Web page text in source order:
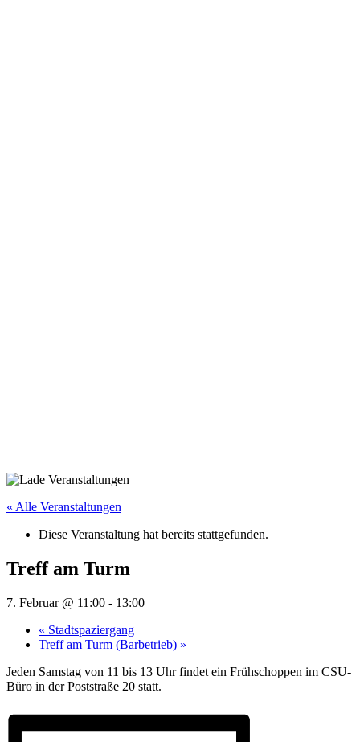
« Alle Veranstaltungen
Diese Veranstaltung hat bereits stattgefunden.
Treff am Turm
7. Februar @ 11:00 - 13:00
« Stadtspaziergang
Treff am Turm (Barbetrieb) »
Jeden Samstag von 11 bis 13 Uhr findet ein Frühschoppen im CSU-
Büro in der Poststraße 20 statt.